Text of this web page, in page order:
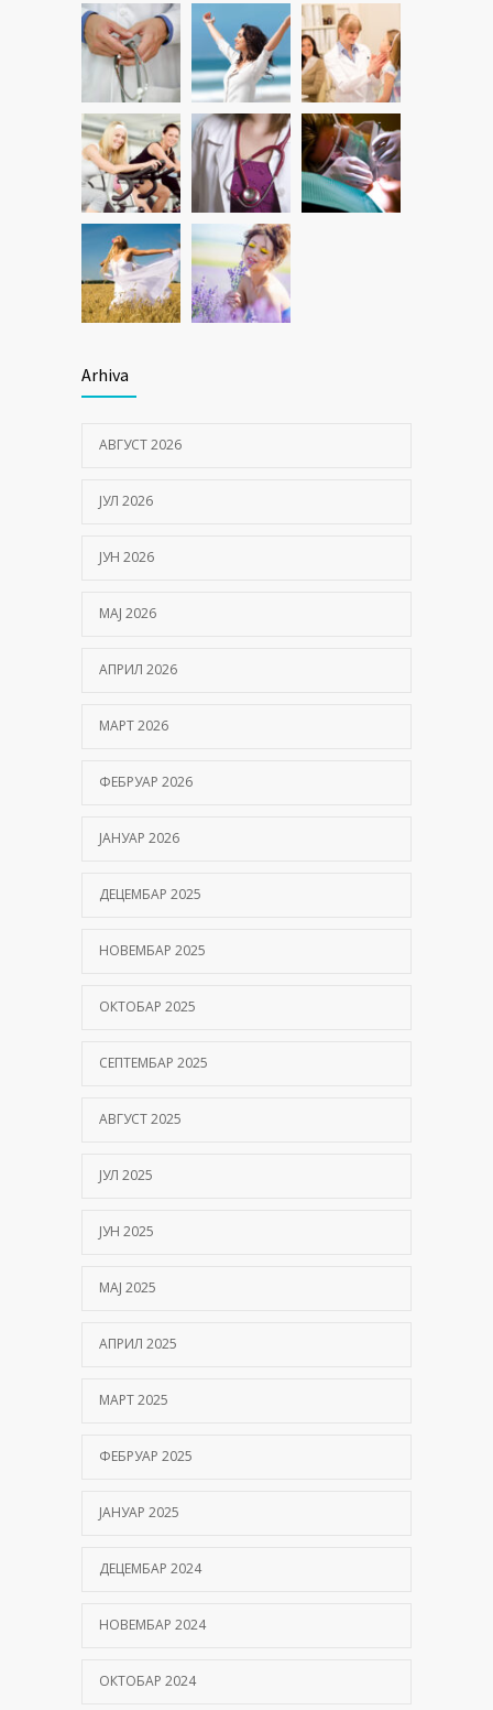
Arhiva
АВГУСТ 2026
ЈУЛ 2026
ЈУН 2026
МАЈ 2026
АПРИЛ 2026
МАРТ 2026
ФЕБРУАР 2026
ЈАНУАР 2026
ДЕЦЕМБАР 2025
НОВЕМБАР 2025
ОКТОБАР 2025
СЕПТЕМБАР 2025
АВГУСТ 2025
ЈУЛ 2025
ЈУН 2025
МАЈ 2025
АПРИЛ 2025
МАРТ 2025
ФЕБРУАР 2025
ЈАНУАР 2025
ДЕЦЕМБАР 2024
НОВЕМБАР 2024
ОКТОБАР 2024